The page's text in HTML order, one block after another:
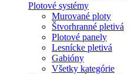
Plotové systémy
Murované ploty
Štvorhranné pletivá
Plotové panely
Lesnícke pletivá
Gabióny
Všetky kategórie